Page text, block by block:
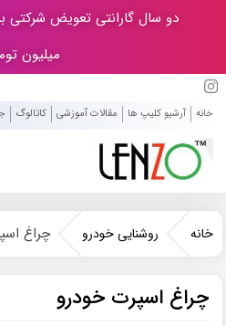
دو سال گارانتی تعویض شرکتی
میلیون
خانه آرشیو کلیپ ها مقالات آموزشی کاتالوگ
خانه روشنایی خودرو چراغ
چراغ اسپرت خودرو